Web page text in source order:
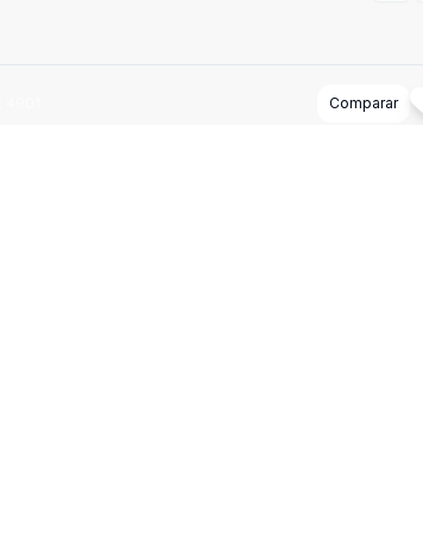
Comparar